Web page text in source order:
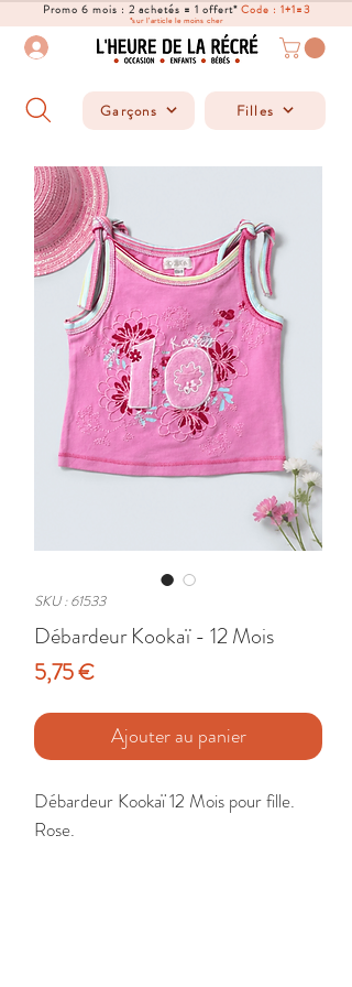
Promo 6 mois : 2 achetés = 1 offert*Code : 1+1=3
*sur l'article le moins cher
Garçons Filles
SKU : 61533
Débardeur Kookaï - 12 Mois
5,75 €Prix
Ajouter au panier
Débardeur Kookaï 12 Mois pour fille.
Rose.